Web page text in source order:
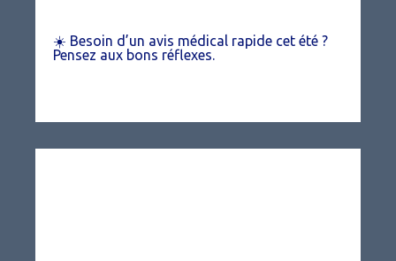
☀️ Besoin d’un avis médical rapide cet été ?
Pensez aux bons réflexes.